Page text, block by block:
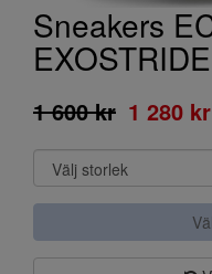
Sneakers
1 600 kr 1 280 kr